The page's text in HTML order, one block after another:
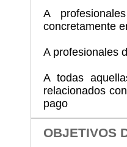
A
concretamente
A profesionales
A todas
relacionados
pago
OBJETIVOS